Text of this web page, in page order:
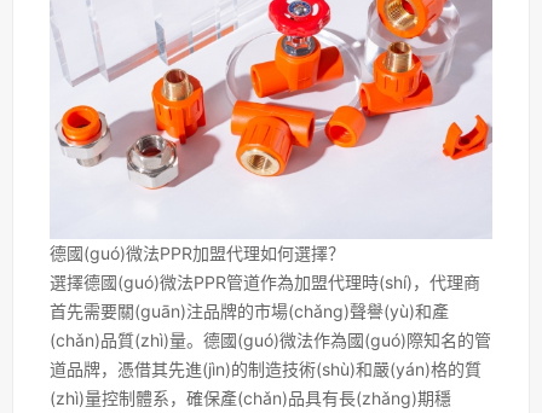
德國(guó)微法PPR加盟代理如何選擇？
選擇德國(guó)微法PPR管道作為加盟代理時(shí)，代理商
首先需要關(guān)注品牌的市場(chǎng)聲譽(yù)和產
(chǎn)品質(zhì)量。德國(guó)微法作為國(guó)際知名的管
道品牌，憑借其先進(jìn)的制造技術(shù)和嚴(yán)格的質
(zhì)量控制體系，確保產(chǎn)品具有長(zhǎng)期穩